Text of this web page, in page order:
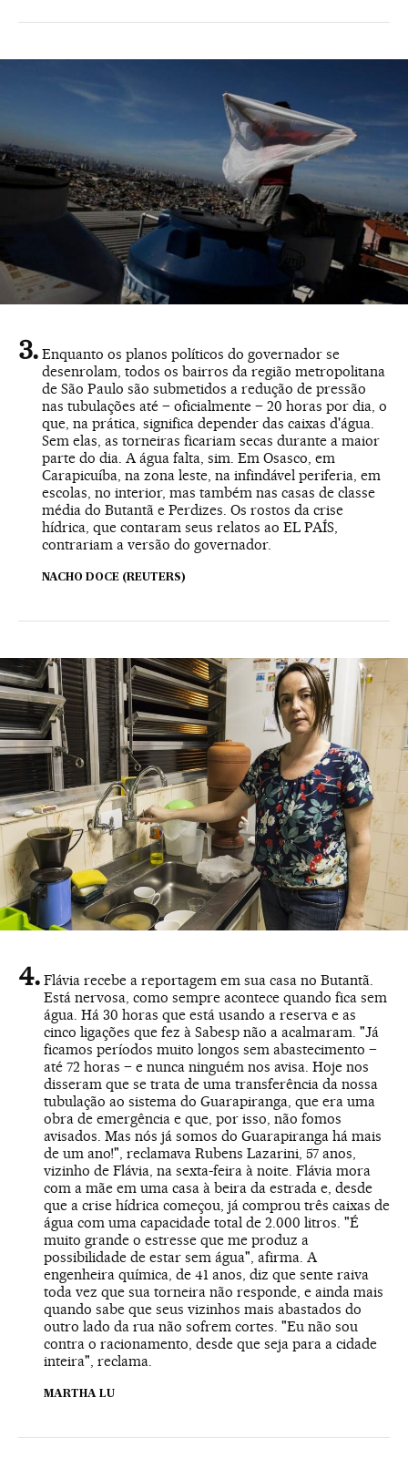
Enquanto os planos políticos do governador se
desenrolam, todos os bairros da região metropolitana
de São Paulo são submetidos a redução de pressão
nas tubulações até – oficialmente – 20 horas por dia, o
que, na prática, significa depender das caixas d'água.
Sem elas, as torneiras ficariam secas durante a maior
parte do dia. A água falta, sim. Em Osasco, em
Carapicuíba, na zona leste, na infindável periferia, em
escolas, no interior, mas também nas casas de classe
média do Butantã e Perdizes. Os rostos da crise
hídrica, que contaram seus relatos ao EL PAÍS,
contrariam a versão do governador.
NACHO DOCE (REUTERS)
Flávia recebe a reportagem em sua casa no Butantã.
Está nervosa, como sempre acontece quando fica sem
água. Há 30 horas que está usando a reserva e as
cinco ligações que fez à Sabesp não a acalmaram. "Já
ficamos períodos muito longos sem abastecimento –
até 72 horas – e nunca ninguém nos avisa. Hoje nos
disseram que se trata de uma transferência da nossa
tubulação ao sistema do Guarapiranga, que era uma
obra de emergência e que, por isso, não fomos
avisados. Mas nós já somos do Guarapiranga há mais
de um ano!", reclamava Rubens Lazarini, 57 anos,
vizinho de Flávia, na sexta-feira à noite. Flávia mora
com a mãe em uma casa à beira da estrada e, desde
que a crise hídrica começou, já comprou três caixas de
água com uma capacidade total de 2.000 litros. "É
muito grande o estresse que me produz a
possibilidade de estar sem água", afirma. A
engenheira química, de 41 anos, diz que sente raiva
toda vez que sua torneira não responde, e ainda mais
quando sabe que seus vizinhos mais abastados do
outro lado da rua não sofrem cortes. "Eu não sou
contra o racionamento, desde que seja para a cidade
inteira", reclama.
MARTHA LU